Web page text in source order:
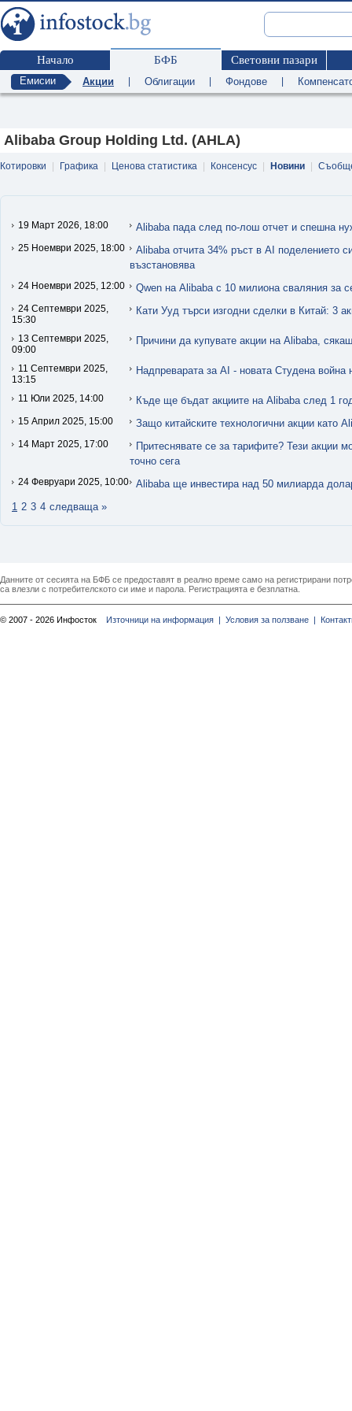
Начало БФБ Световни пазари
Емисии Акции Облигации Фондове
Alibaba Group Holding Ltd. (AHLA)
Котировки Графика Ценова статистика Консенсус Новини
19 Март 2026, 18:00 Alibaba пада след по-лош отчет и спешна
25 Ноември 2025, 18:00
Alibaba отчита 34% ръст в AI поделението
възстановява
24 Ноември 2025, 12:00 Qwen на Alibaba с 10 милиона сваляния за
24 Септември 2025,
15:30
Кати Ууд търси изгодни сделки в Китай: 3
13 Септември 2025,
09:00
Причини да купувате акции на Alibaba,
11 Септември 2025,
13:15
Надпреварата за AI - новата Студена война
11 Юли 2025, 14:00 Къде ще бъдат акциите на Alibaba след 1
15 Април 2025, 15:00 Защо китайските технологични акции като
14 Март 2025, 17:00
Притеснявате се за тарифите? Тези акции
точно сега
24 Февруари 2025, 10:00
Alibaba ще инвестира над 50 милиарда
1 2 3 4 следваща »
Данните от сесията на БФБ се предоставят в реално време само на регистрирани
са влезли с потребителското си име и парола. Регистрацията е безплатна.
© 2007 - 2026 Инфосток Източници на информация | Условия за ползване |